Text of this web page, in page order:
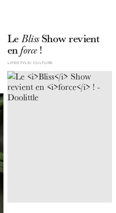
LeBlissShow revient
en force!
CULTURE
LIFESTYLE